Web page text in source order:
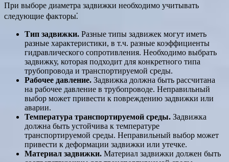
При выборе диаметра задвижки необходимо учитывать
следующие факторы⁚
Тип задвижки. Разные типы задвижек могут иметь
разные характеристики, в т.ч. разные коэффициенты
гидравлического сопротивления. Необходимо выбрать
задвижку, которая подходит для конкретного типа
трубопровода и транспортируемой среды.
Рабочее давление. Задвижка должна быть рассчитана
на рабочее давление в трубопроводе. Неправильный
выбор может привести к повреждению задвижки или
аварии.
Температура транспортируемой среды. Задвижка
должна быть устойчива к температуре
транспортируемой среды. Неправильный выбор может
привести к деформации задвижки или утечке.
Материал задвижки. Материал задвижки должен быть